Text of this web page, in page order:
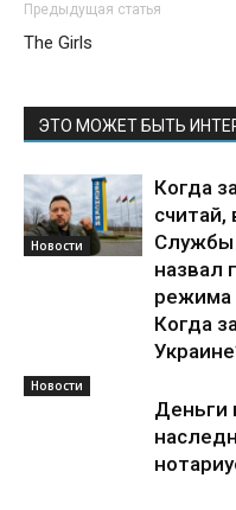
Предыдущая статья
The Girls
ЭТО МОЖЕТ БЫТЬ
Новости
Когда
считай,
Службы
назвал
режима
Когда
Новости
Деньги